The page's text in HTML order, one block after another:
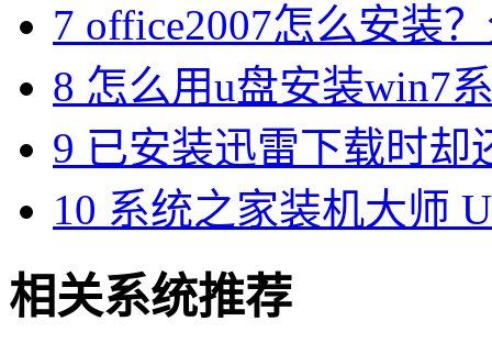
7 office2007怎么安装
8 怎么用u盘安装win7
9 已安装迅雷下载时却
10 系统之家装机大师
相关系统推荐